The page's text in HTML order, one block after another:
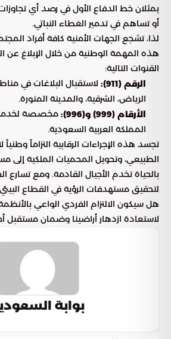
يمثلان خط الدفاع الأول في رصد أي
أو تساهم في تدمير الغطاء النباتي.
لذا، تشجع الجهات الأمنية كافة أفراد
هذه المهمة الوطنية من خلال الإبلاغ عن
القنوات التالية:
الرقم (911):
لاستقبال البلاغات في
الرياض، الشرقية، والمدينة المنورة.
الأرقام (999) و(996):
مخصصة
المملكة العربية السعودية.
تجسد هذه الإجراءات الرقابية التزاماً وطنياً
الطبيعي، وتحويل المحميات الملكية إلى
بالحياة تخدم الأجيال القادمة. ومع تسارع
لتحقيق مستهدفات الرؤية في القطاع
هل سيكون الالتزام الفردي الواعي
لاستعادة ازدهار أراضينا وضمان مستقبل
بوابة